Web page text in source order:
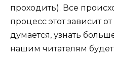
проходить). Все
процесс этот зависит
думается, узнать
нашим читателям